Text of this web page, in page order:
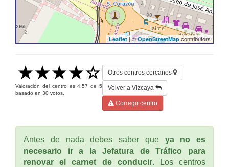
Leaflet| ©OpenStreetMapcontributors
Valoración del centro es4.57 de5
basado en 30 votos.
Otros centros cercanos
Volver a Vizcaya
Corregir centro
Antes de nada debes saber que ya no es
necesario ir a la Jefatura de Tráfico para
renovar el carnet de conducir. Los centros